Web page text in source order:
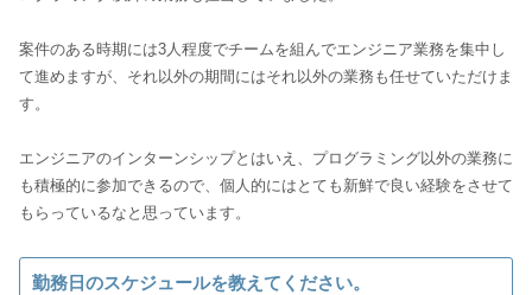
案件のある時期には3人程度でチームを組んでエンジニア業務を集中し
て進めますが、それ以外の期間にはそれ以外の業務も任せていただけま
す。
エンジニアのインターンシップとはいえ、プログラミング以外の業務に
も積極的に参加できるので、個人的にはとても新鮮で良い経験をさせて
もらっているなと思っています。
勤務日のスケジュールを教えてください。